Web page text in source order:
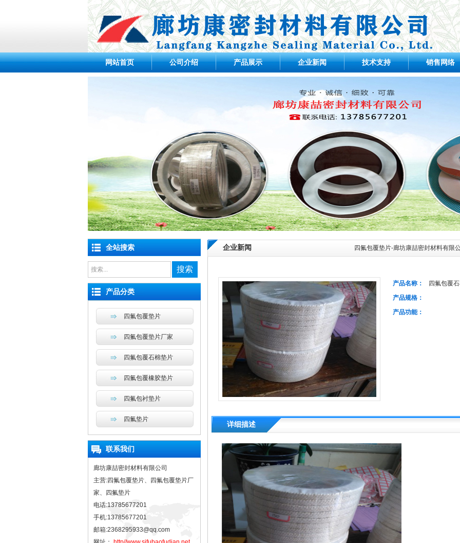
网站首页 公司介绍 产品展示 企业新闻 技术支持 销售网络
企业新闻 四氟包覆垫片-廊坊康喆密封材料有限
产品名称：
四氟包覆
产品规格：
产品功能：
详细描述
全站搜索
搜索
产品分类
四氟包覆垫片
四氟包覆垫片厂家
四氟包覆石棉垫片
四氟包覆橡胶垫片
四氟包衬垫片
四氟垫片
联系我们
廊坊康喆密封材料有限公司
主营:四氟包覆垫片、四氟包覆垫片厂
家、四氟垫片
电话:13785677201
手机:13785677201
邮箱:2368295933@qq.com